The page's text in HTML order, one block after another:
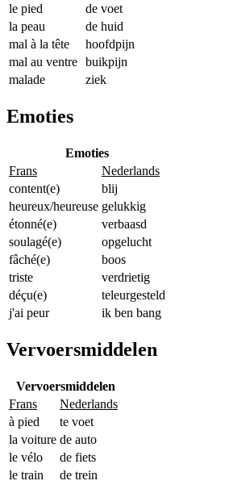
le pied
de voet
la peau
de huid
mal à la tête
hoofdpijn
mal au ventre buikpijn
malade
ziek
Emoties
Emoties
Frans
Nederlands
content(e)
blij
heureux/heureuse gelukkig
étonné(e)
verbaasd
soulagé(e)
opgelucht
fâché(e)
boos
triste
verdrietig
déçu(e)
teleurgesteld
j'ai peur
ik ben bang
Vervoersmiddelen
Vervoersmiddelen
Frans
Nederlands
à pied
te voet
la voiture de auto
le vélo
de fiets
le train
de trein